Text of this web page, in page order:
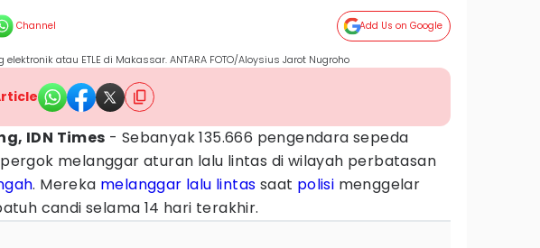
Channel Add Us on Google
atau ETLE di Makassar. ANTARA FOTO/Aloysius Jarot Nugroho
IDN Times - Sebanyak 135.666 pengendara sepeda
melanggar aturan lalu lintas di wilayah perbatasan
. Mereka melanggar lalu lintas saat polisi menggelar
candi selama 14 hari terakhir.